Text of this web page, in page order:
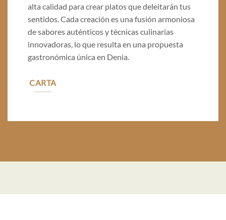
alta calidad para crear platos que deleitarán tus
sentidos. Cada creación es una fusión armoniosa
de sabores auténticos y técnicas culinarias
innovadoras, lo que resulta en una propuesta
gastronómica única en Denia.
CARTA